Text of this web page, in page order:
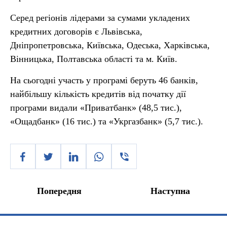
Серед регіонів лідерами за сумами укладених
кредитних договорів є Львівська,
Дніпропетровська, Київська, Одеська, Харківська,
Вінницька, Полтавська області та м. Київ.
На сьогодні участь у програмі беруть 46 банків,
найбільшу кількість кредитів від початку дії
програми видали «Приватбанк» (48,5 тис.),
«Ощадбанк» (16 тис.) та «Укргазбанк» (5,7 тис.).
Попередня Наступна